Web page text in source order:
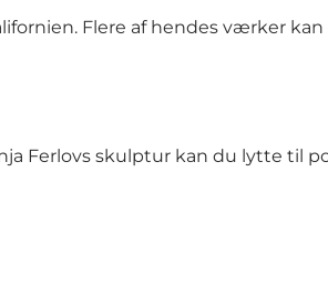
Flere af hendes værker
Ferlovs skulptur kan du lytte